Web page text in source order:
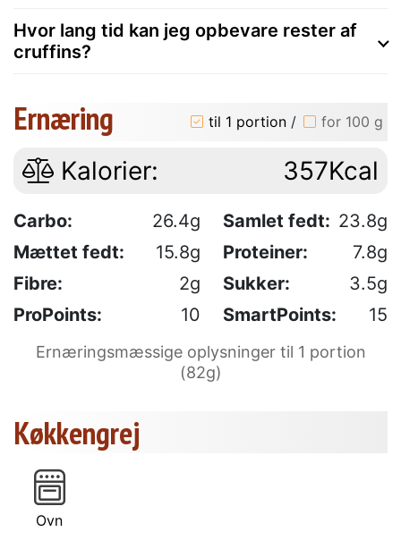
Hvor lang tid kan jeg opbevare rester af
cruffins?
Ernæring til 1 portion / for 100 g
Kalorier: 357Kcal
Carbo: 26.4g Samlet fedt: 23.8g
Mættet fedt:
15.8g Proteiner:
7.8g
Fibre:
2g Sukker:
3.5g
ProPoints:
10 SmartPoints: 15
Ernæringsmæssige oplysninger til 1 portion
(82g)
Køkkengrej
Ovn